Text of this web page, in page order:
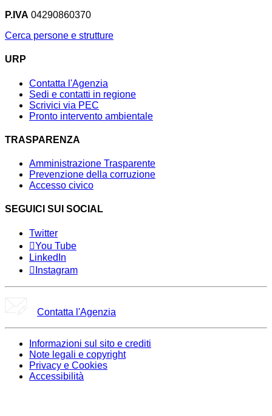
P.IVA 04290860370
Cerca persone e strutture
URP
Contatta l'Agenzia
Sedi e contatti in regione
Scrivici via PEC
Pronto intervento ambientale
TRASPARENZA
Amministrazione Trasparente
Prevenzione della corruzione
Accesso civico
SEGUICI SUI SOCIAL
Twitter
You Tube
LinkedIn
Instagram
Contatta l'Agenzia
Informazioni sul sito e crediti
Note legali e copyright
Privacy e Cookies
Accessibilità